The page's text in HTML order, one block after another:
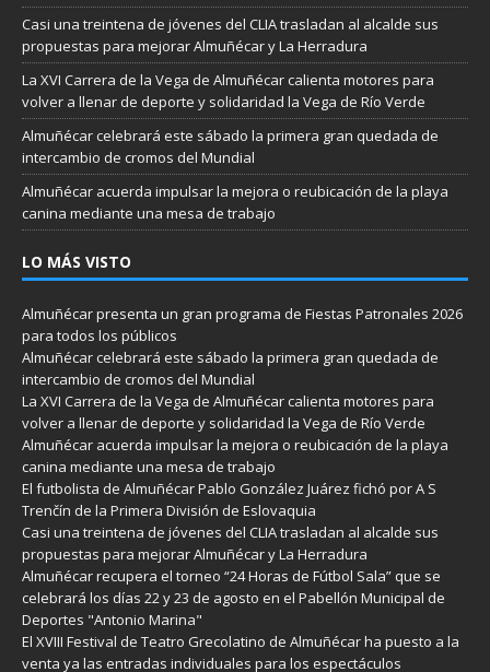
Casi una treintena de jóvenes del CLIA trasladan al alcalde sus
propuestas para mejorar Almuñécar y La Herradura
La XVI Carrera de la Vega de Almuñécar calienta motores para
volver a llenar de deporte y solidaridad la Vega de Río Verde
Almuñécar celebrará este sábado la primera gran quedada de
intercambio de cromos del Mundial
Almuñécar acuerda impulsar la mejora o reubicación de la playa
canina mediante una mesa de trabajo
LO MÁS VISTO
Almuñécar presenta un gran programa de Fiestas Patronales 2026
para todos los públicos
Almuñécar celebrará este sábado la primera gran quedada de
intercambio de cromos del Mundial
La XVI Carrera de la Vega de Almuñécar calienta motores para
volver a llenar de deporte y solidaridad la Vega de Río Verde
Almuñécar acuerda impulsar la mejora o reubicación de la playa
canina mediante una mesa de trabajo
El futbolista de Almuñécar Pablo González Juárez fichó por A S
Trenčín de la Primera División de Eslovaquia
Casi una treintena de jóvenes del CLIA trasladan al alcalde sus
propuestas para mejorar Almuñécar y La Herradura
Almuñécar recupera el torneo “24 Horas de Fútbol Sala” que se
celebrará los días 22 y 23 de agosto en el Pabellón Municipal de
Deportes "Antonio Marina"
El XVIII Festival de Teatro Grecolatino de Almuñécar ha puesto a la
venta ya las entradas individuales para los espectáculos